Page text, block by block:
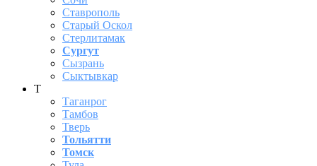
Ставрополь
Старый Оскол
Стерлитамак
Сургут
Сызрань
Сыктывкар
Т
Таганрог
Тамбов
Тверь
Тольятти
Томск